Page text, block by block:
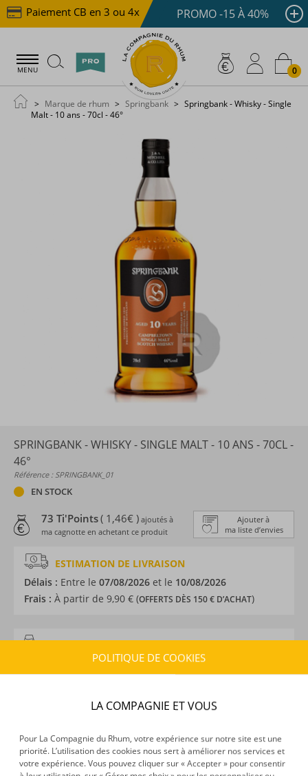
Paiement CB en 3 ou 4x dès 100 € Livraison offerte
PROMO -15 À 40%
MENU 0
Marque de rhum Springbank
Springbank - Whisky - Single
Malt - 10 ans - 70cl - 46°
SPRINGBANK - WHISKY - SINGLE MALT - 10 ANS - 70CL -
46°
Référence : SPRINGBANK_01
EN STOCK
Ajouter à
ma liste d’envies
73 Ti'Points( 1,46€ ) ajoutés à
ma cagnotte en achetant ce produit
ESTIMATION DE LIVRAISON
Délais : Entre le 07/08/2026 et le 10/08/2026
Frais : À partir de 9,90 € (OFFERTS DÈS 150 € D’ACHAT)
Alambic
Volume :
70CL
Degré :46°
POLITIQUE DE COOKIES
LA COMPAGNIE ET VOUS
Pour La Compagnie du Rhum, votre expérience sur notre site est une
priorité. L’utilisation des cookies nous sert à améliorer nos services et
votre expérience. Vous pouvez cliquer sur « Accepter » pour consentir